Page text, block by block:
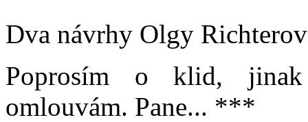
Dva návrhy Olgy
Poprosím o klid, jinak
omlouvám. Pane... ***